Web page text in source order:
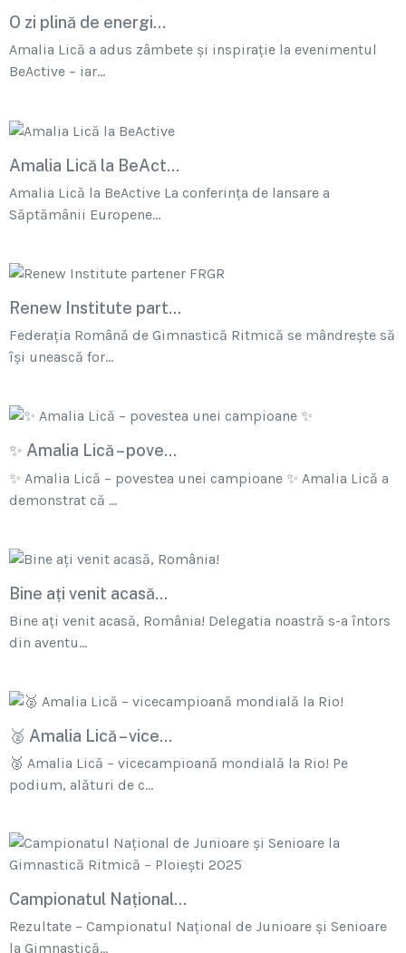
O zi plină de energi...
Amalia Lică a adus zâmbete și inspirație la evenimentul
BeActive – iar...
Amalia Lică la BeAct...
Amalia Lică la BeActive La conferința de lansare a
Săptămânii Europene...
Renew Institute part...
Federația Română de Gimnastică Ritmică se mândrește să
își unească for...
✨ Amalia Lică – pove...
✨ Amalia Lică – povestea unei campioane ✨ Amalia Lică a
demonstrat că ...
Bine ați venit acasă...
Bine ați venit acasă, România! Delegatia noastră s-a întors
din aventu...
🥈 Amalia Lică – vice...
🥈 Amalia Lică – vicecampioană mondială la Rio! Pe
podium, alături de c...
Campionatul Național...
Rezultate – Campionatul Național de Junioare și Senioare
la Gimnastică...